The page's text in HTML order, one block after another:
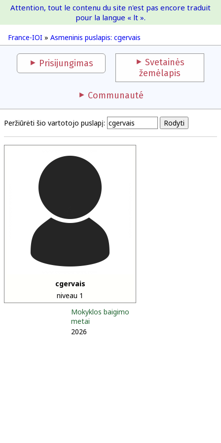
France-IOI
France-IOI » Asmeninis puslapis: cgervais
Attention, tout le contenu du site n'est pas encore traduit
pour la langue « lt ».
Prisijungimas
Svetainės
žemėlapis
Communauté
Peržiūrėti šio vartotojo puslapį:
cgervais
niveau 1
Mokyklos baigimo
metai
2026